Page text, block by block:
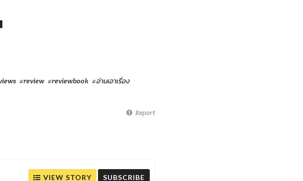
#review #reviewbook #อ่านเอาเรื่อง
Report
VIEW STORY SUBSCRIBE